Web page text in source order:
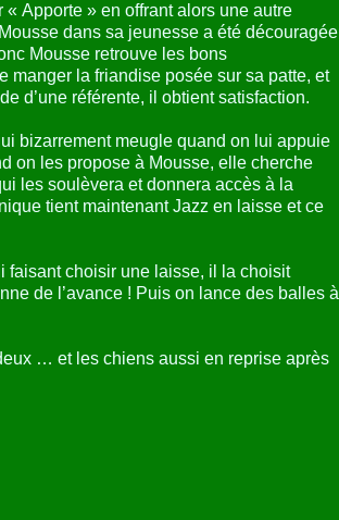
Apporte » en offrant alors une autre
dans sa jeunesse a été découragée
Mousse retrouve les bons
manger la friandise posée sur sa patte, et
d’une référente, il obtient satisfaction.
bizarrement meugle quand on lui appuie
on les propose à Mousse, elle cherche
les soulèvera et donnera accès à la
tient maintenant Jazz en laisse et ce
faisant choisir une laisse, il la choisit
de l’avance ! Puis on lance des balles à
… et les chiens aussi en reprise après